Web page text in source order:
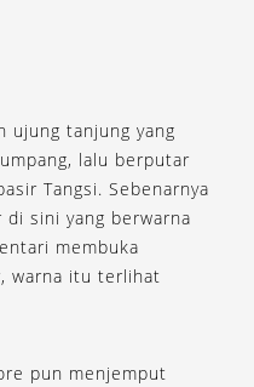
ujung tanjung yang
lalu berputar
Tangsi. Sebenarnya
sini yang berwarna
membuka
warna itu terlihat
pun menjemput